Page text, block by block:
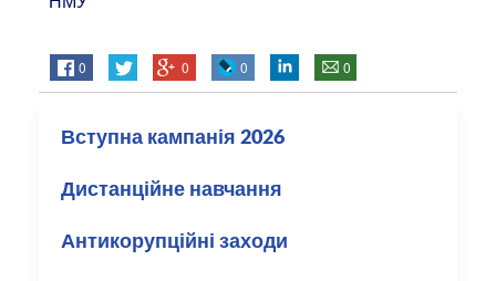
0 0 0 0
Вступна кампанія 2026
Дистанційне навчання
Антикорупційні заходи